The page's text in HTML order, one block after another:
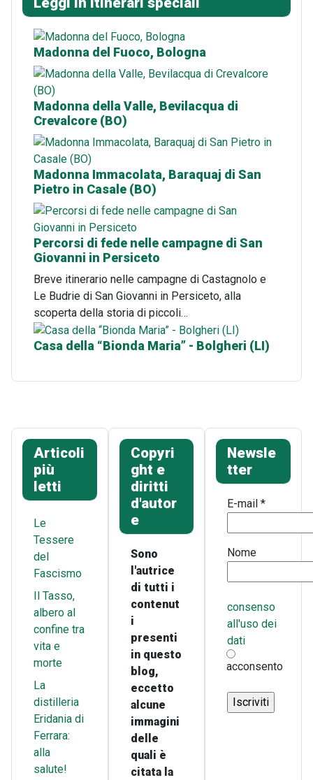
Madonna del Fuoco, Bologna
Madonna della Valle, Bevilacqua di
Crevalcore (BO)
Madonna Immacolata, Baraquaj di San
Pietro in Casale (BO)
Percorsi di fede nelle campagne di San
Giovanni in Persiceto
Breve itinerario nelle campagne di Castagnolo e
Le Budrie di San Giovanni in Persiceto, alla
scoperta della storia di piccoli…
Casa della “Bionda Maria” - Bolgheri (LI)
Articoli
più
letti
Le
Tessere
del
Fascismo
Il Tasso,
albero al
confine tra
vita e
morte
La
distilleria
Eridania di
Ferrara:
alla
salute!
Copyri
ght e
diritti
d'autor
e
Sono
l'autrice
di tutti i
contenut
i
presenti
in questo
blog,
eccetto
alcune
immagini
delle
quali è
citata la
Newsle
tter
E-mail*
Nome
consenso
all'uso dei
dati
acconsento